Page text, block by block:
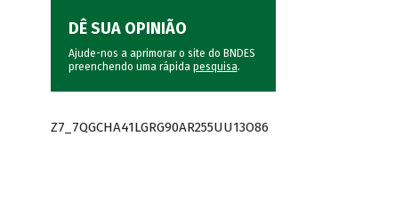
DÊ SUA OPINIÃO
Ajude-nos a aprimorar o site do BNDES
preenchendo uma rápida pesquisa.
Z7_7QGCHA41LGRG90AR255UU13O86